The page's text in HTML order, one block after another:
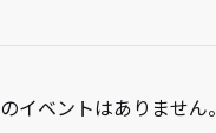
イベントはありません。